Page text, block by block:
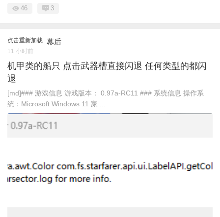
46 3
点击重新加载 幕后
11 小时前
机甲类的船只 点击武器槽直接闪退 任何类型的都闪
退
[md]### 游戏信息 游戏版本： 0.97a-RC11 ### 系统信息 操作系
统：Microsoft Windows 11 家 ...